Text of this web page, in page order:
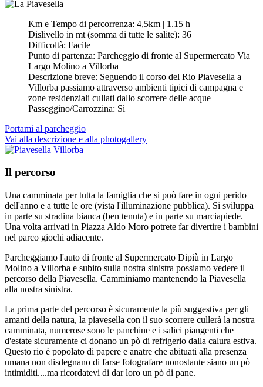
Km e Tempo di percorrenza: 4,5km | 1.15 h
Dislivello in mt (somma di tutte le salite): 36
Difficoltà: Facile
Punto di partenza: Parcheggio di fronte al Supermercato Via
Largo Molino a Villorba
Descrizione breve: Seguendo il corso del Rio Piavesella a
Villorba passiamo attraverso ambienti tipici di campagna e
zone residenziali cullati dallo scorrere delle acque
Passeggino/Carrozzina: Sì
Portami al parcheggio
Vai alla descrizione e alla photogallery
Il percorso
Una camminata per tutta la famiglia che si può fare in ogni perido
dell'anno e a tutte le ore (vista l'illuminazione pubblica). Si sviluppa
in parte su stradina bianca (ben tenuta) e in parte su marciapiede.
Una volta arrivati in Piazza Aldo Moro potrete far divertire i bambini
nel parco giochi adiacente.
Parcheggiamo l'auto di fronte al Supermercato Dipiù in Largo
Molino a Villorba e subito sulla nostra sinistra possiamo vedere il
percorso della Piavesella. Camminiamo mantenendo la Piavesella
alla nostra sinistra.
La prima parte del percorso è sicuramente la più suggestiva per gli
amanti della natura, la piavesella con il suo scorrere cullerà la nostra
camminata, numerose sono le panchine e i salici piangenti che
d'estate sicuramente ci donano un pò di refrigerio dalla calura estiva.
Questo rio è popolato di papere e anatre che abituati alla presenza
umana non disdegnano di farse fotografare nonostante siano un pò
intimiditi....ma ricordatevi di dar loro un pò di pane.